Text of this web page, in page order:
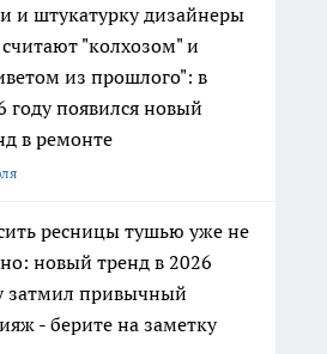
и штукатурку дизайнеры
"колхозом" и
из прошлого": в
году появился новый
в ремонте
ресницы тушью уже не
новый тренд в 2026
затмил привычный
- берите на заметку